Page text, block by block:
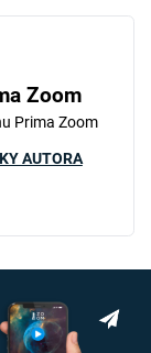
Zoom
Prima Zoom
AUTORA